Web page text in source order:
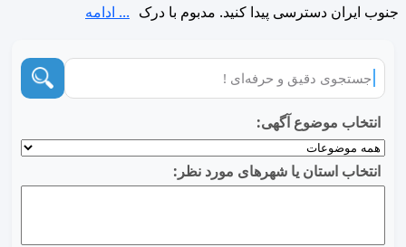
جنوب ایران دسترسی پیدا کنید. مدبوم با درک ... ادامه
انتخاب موضوع آگهی:
انتخاب استان یا شهرهای مورد نظر: